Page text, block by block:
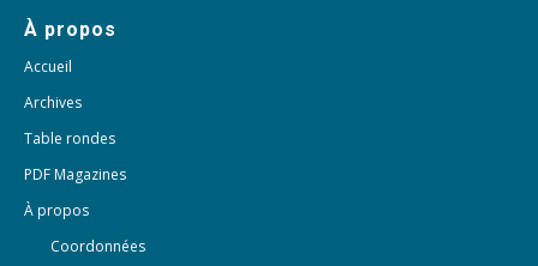
À propos
Accueil
Archives
Table rondes
PDF Magazines
À propos
Coordonnées